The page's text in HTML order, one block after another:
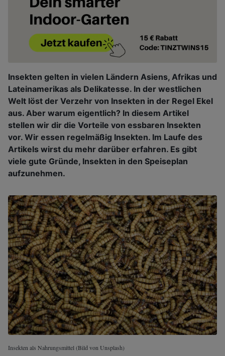
Insekten gelten in vielen Ländern Asiens, Afrikas und
Lateinamerikas als Delikatesse. In der westlichen
Welt löst der Verzehr von Insekten in der Regel Ekel
aus. Aber warum eigentlich? In diesem Artikel
stellen wir dir die Vorteile von essbaren Insekten
vor. Wir essen regelmäßig Insekten. Im Laufe des
Artikels wirst du mehr darüber erfahren. Es gibt
viele gute Gründe, Insekten in den Speiseplan
aufzunehmen.
Insekten als Nahrungsmittel (Bild von Unsplash)